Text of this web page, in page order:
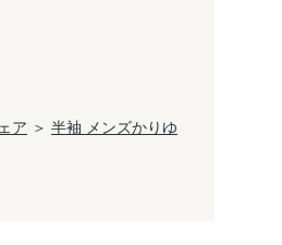
ア ＞ 半袖 メンズかりゆ